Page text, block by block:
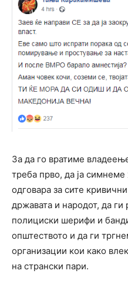
За да го вратиме
треба прво, да ја симнеме
одговара за сите
државата и народот, да ги
полициски шерифи и
општеството и да ги
организации кои како
на странски пари.